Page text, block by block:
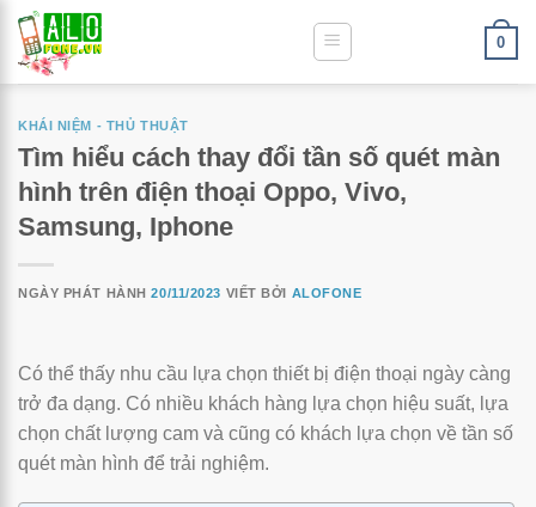
0
KHÁI NIỆM - THỦ THUẬT
Tìm hiểu cách thay đổi tần số quét màn
hình trên điện thoại Oppo, Vivo,
Samsung, Iphone
NGÀY PHÁT HÀNH20/11/2023 VIẾT BỞI ALOFONE
Có thể thấy nhu cầu lựa chọn thiết bị điện thoại ngày càng
trở đa dạng. Có nhiều khách hàng lựa chọn hiệu suất, lựa
chọn chất lượng cam và cũng có khách lựa chọn về tần số
quét màn hình để trải nghiệm.